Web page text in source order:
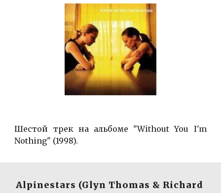
Шестой трек на альбоме "Without You I'm
Nothing" (1998).
Alpinestars (Glyn Thomas & Richard